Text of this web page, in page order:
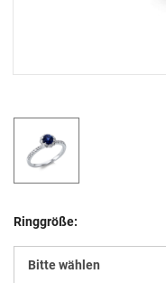
Ringgröße:
Bitte wählen